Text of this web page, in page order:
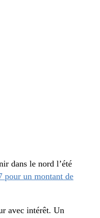
dans le nord l’été
pour un montant de
avec intérêt. Un